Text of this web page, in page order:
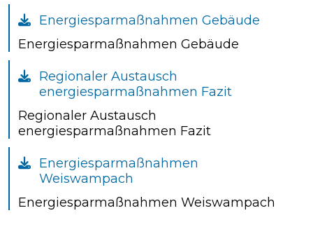
Energiesparmaßnahmen Gebäude
Energiesparmaßnahmen Gebäude
Regionaler Austausch
energiesparmaßnahmen Fazit
Regionaler Austausch
energiesparmaßnahmen Fazit
Energiesparmaßnahmen
Weiswampach
Energiesparmaßnahmen Weiswampach